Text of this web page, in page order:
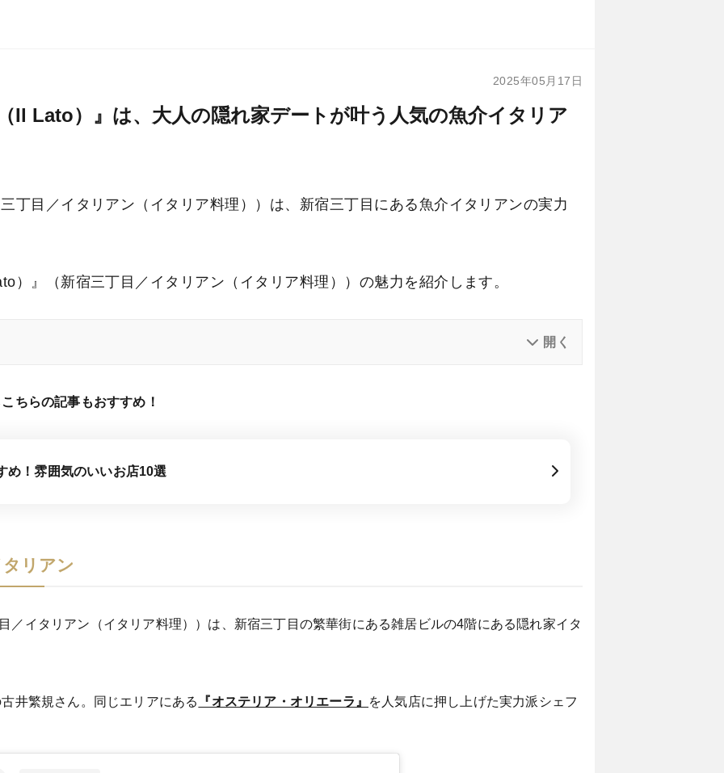
2025年05月17日
Il Lato）』は、大人の隠れ家デートが叶う人気の魚介イタリア
丁目／イタリアン（イタリア料理））は、新宿三丁目にある魚介イタリアンの実力
）』（新宿三丁目／イタリアン（イタリア料理））の魅力を紹介します。
ちらの記事もおすすめ！
め！雰囲気のいいお店10選
リアン
／イタリアン（イタリア料理））は、新宿三丁目の繁華街にある雑居ビルの4階にある隠れ家イタ
井繁規さん。同じエリアにある 『オステリア・オリエーラ』 を人気店に押し上げた実力派シェフ